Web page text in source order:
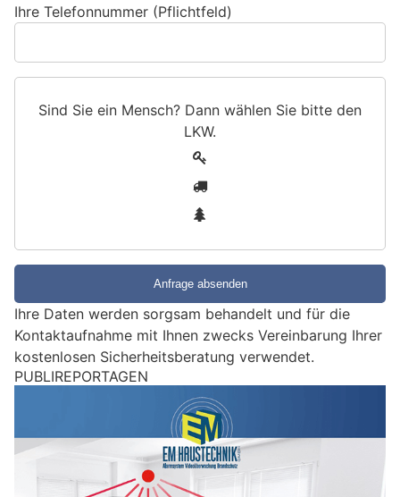
Ihre Telefonnummer (Pflichtfeld)
Sind Sie ein Mensch? Dann wählen Sie bitte den
LKW.
e
i
n
M
e
c
h
Ihre Daten werden sorgsam behandelt und für die
Kontaktaufnahme mit Ihnen zwecks Vereinbarung Ihrer
kostenlosen Sicherheitsberatung verwendet.
Kanton St.Gallen: Unfälle, Alkohol und Drogen –
Polizei greift bei Kontrollen durch